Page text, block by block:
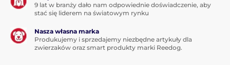
9 lat w branży dało nam odpowiednie doświadczenie, aby
stać się liderem na światowym rynku
Nasza własna marka
Produkujemy i sprzedajemy niezbędne artykuły dla
zwierzaków oraz smart produkty marki Reedog.